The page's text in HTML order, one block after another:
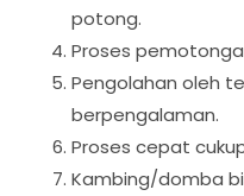
potong.
Proses
Pengolahan oleh
berpengalaman.
Proses cepat
Kambing/domba